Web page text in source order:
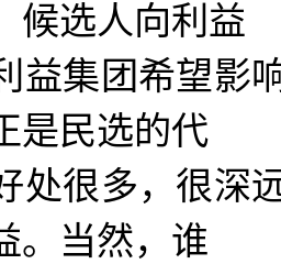
候选人向利益
益集团希望影
是民选的代
处很多，很深
。当然，谁